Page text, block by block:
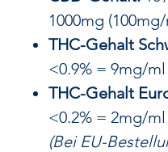
1000mg
THC-Gehalt
<0.9% = 9mg/ml
THC-Gehalt
<0.2% = 2mg/ml
(Bei EU-